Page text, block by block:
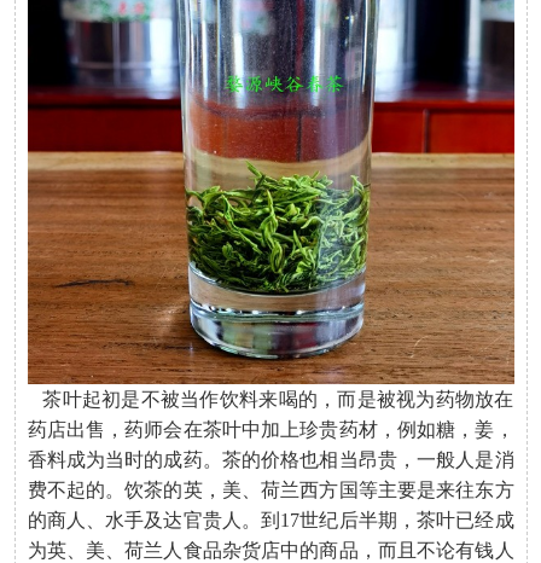
茶叶起初是不被当作饮料来喝的，而是被视为药物放在
药店出售，药师会在茶叶中加上珍贵药材，例如糖，姜，
香料成为当时的成药。茶的价格也相当昂贵，一般人是消
费不起的。饮茶的英，美、荷兰西方国等主要是来往东方
的商人、水手及达官贵人。到17世纪后半期，茶叶已经成
为英、美、荷兰人食品杂货店中的商品，而且不论有钱人